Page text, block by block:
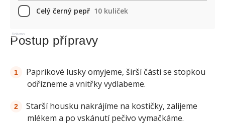
Celý černý pepř 10 kuliček
Reklama
Postup přípravy
Paprikové lusky omyjeme, širší části se stopkou
odřízneme a vnitřky vydlabeme.
Starší housku nakrájíme na kostičky, zalijeme
mlékem a po vskánutí pečivo vymačkáme.